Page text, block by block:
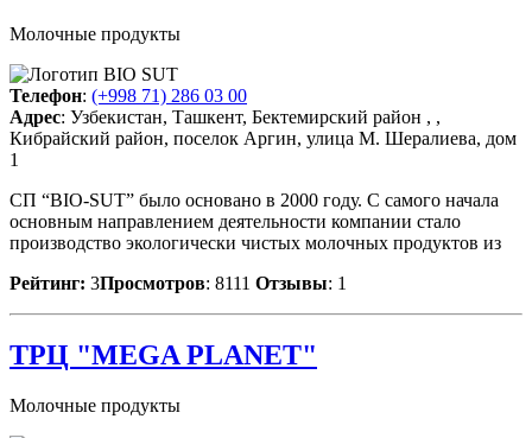
Молочные продукты
Телефон: (+998 71) 286 03 00
Адрес: Узбекистан, Ташкент, Бектемирский район , ,
Кибрайский район, поселок Аргин, улица М. Шералиева, дом
1
СП “BIO-SUT” было основано в 2000 году. С самого начала
основным направлением деятельности компании стало
производство экологически чистых молочных продуктов из
Рейтинг: 3Просмотров: 8111 Отзывы: 1
ТРЦ "MEGA PLANET"
Молочные продукты